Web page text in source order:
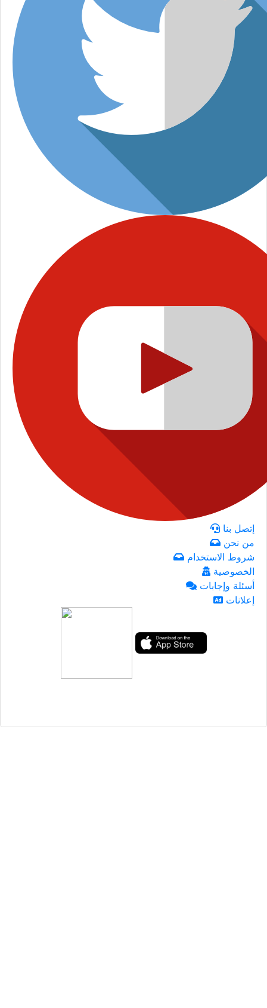
إتصل بنا
من نحن
شروط الاستخدام
الخصوصية
أسئلة وإجابات
إعلانات